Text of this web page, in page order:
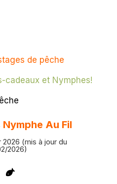
de pêche
cadeaux et Nymphes!
Au Fil
(mis à jour du
2026)